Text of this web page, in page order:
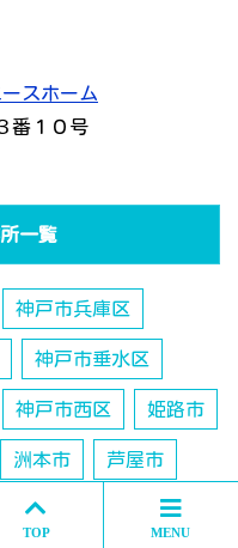
スホーム
番１０号
一覧
神戸市兵庫区
神戸市垂水区
神戸市西区 姫路市
洲本市 芦屋市
加古川市 赤穂市
TOP MENU